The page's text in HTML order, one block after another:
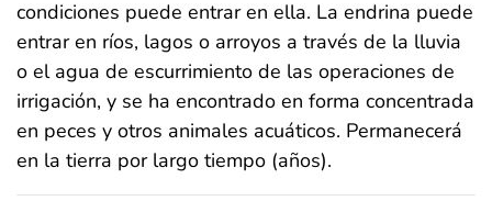
condiciones puede entrar en ella. La endrina puede
entrar en ríos, lagos o arroyos a través de la lluvia
o el agua de escurrimiento de las operaciones de
irrigación, y se ha encontrado en forma concentrada
en peces y otros animales acuáticos. Permanecerá
en la tierra por largo tiempo (años).